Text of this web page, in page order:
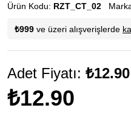
Ürün Kodu: RZT_CT_02
₺999 ve üzeri alışverişlerde
Adet Fiyatı: ₺12.90
₺12.90